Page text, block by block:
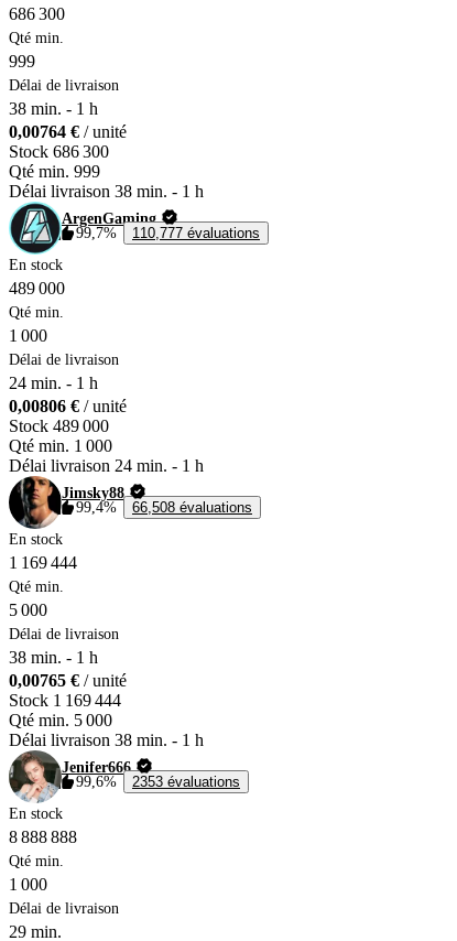
686 300
Qté min.
999
Délai de livraison
38 min. - 1 h
0,00764 € / unité
Stock 686 300
Qté min. 999
Délai livraison 38 min. - 1 h
ArgenGaming
99,7%
110,777 évaluations
En stock
489 000
Qté min.
1 000
Délai de livraison
24 min. - 1 h
0,00806 € / unité
Stock 489 000
Qté min. 1 000
Délai livraison 24 min. - 1 h
Jimsky88
99,4%
66,508 évaluations
En stock
1 169 444
Qté min.
5 000
Délai de livraison
38 min. - 1 h
0,00765 € / unité
Stock 1 169 444
Qté min. 5 000
Délai livraison 38 min. - 1 h
Jenifer666
99,6%
2353 évaluations
En stock
8 888 888
Qté min.
1 000
Délai de livraison
29 min.